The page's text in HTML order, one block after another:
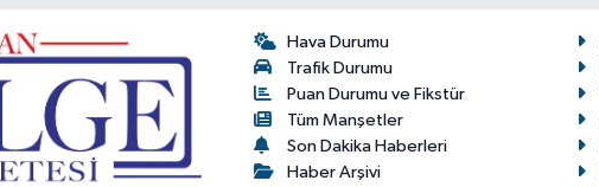
Hava Durumu
Trafik Durumu
Puan Durumu ve Fikstür
Tüm Manşetler
Son Dakika Haberleri
Haber Arşivi